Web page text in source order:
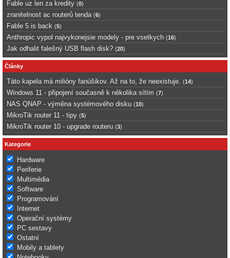
Fable uz len za kredity (0)
zranitelnost ac routerů tenda (6)
Fable 5 is back (5)
Anthropic vypol najvykonejsie modely - pre vsetkych (16)
Jak odhalit falešný USB flash disk? (20)
Články
Táto kapela má milióny fanúšikov. Až na to, že neexistuje. (14)
Windows 11 - připojení současně k několika sítím (7)
NAS QNAP - výměna systémového disku (10)
MikroTik router 11 - tipy (5)
MikroTik router 10 - upgrade routeru (3)
Kategorie
Hardware
Periferie
Multimédia
Software
Programování
Internet
Operační systémy
PC sestavy
Ostatní
Mobily a tablety